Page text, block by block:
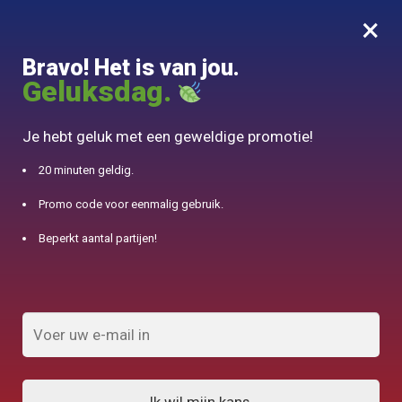
0
10% aangeboden voor 50€ aankopen met DJINN-code10
×
Bravo! Het is van jou.
Geluksdag.
Je hebt geluk met een geweldige promotie!
20 minuten geldig.
Promo code voor eenmalig gebruik.
Beperkt aantal partijen!